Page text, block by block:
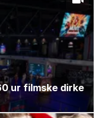
ur filmske dirke